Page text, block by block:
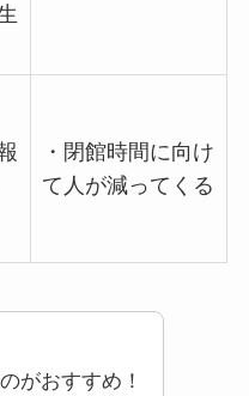
・閉館時間に向け
て人が減ってくる
がおすすめ！